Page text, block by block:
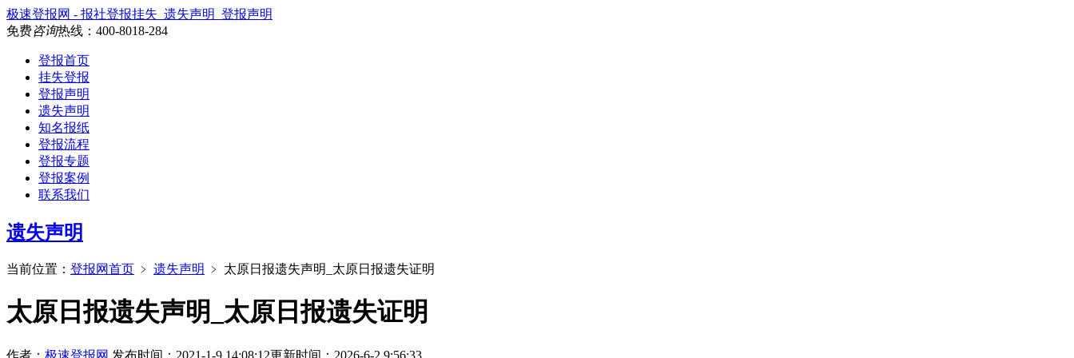
极速登报网 - 报社登报挂失_遗失声明_登报声明
免费咨询热线： 400-8018-284
登报首页
挂失登报
登报声明
遗失声明
知名报纸
登报流程
登报专题
登报案例
联系我们
遗失声明
当前位置： 登报网首页 ﹥ 遗失声明 ﹥ 太原日报遗失声明_太原日报遗失证明
太原日报遗失声明_太原日报遗失证明
作者： 极速登报网 发布时间：2021-1-9 14:08:12更新时间：2026-6-2 9:56:33